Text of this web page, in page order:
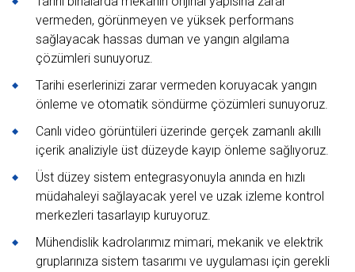
vermeden, görünmeyen ve yüksek performans
sağlayacak hassas duman ve yangın algılama
çözümleri sunuyoruz.
Tarihi eserlerinizi zarar vermeden koruyacak yangın
önleme ve otomatik söndürme çözümleri sunuyoruz.
Canlı video görüntüleri üzerinde gerçek zamanlı akıllı
içerik analiziyle üst düzeyde kayıp önleme sağlıyoruz.
Üst düzey sistem entegrasyonuyla anında en hızlı
müdahaleyi sağlayacak yerel ve uzak izleme kontrol
merkezleri tasarlayıp kuruyoruz.
Mühendislik kadrolarımız mimari, mekanik ve elektrik
gruplarınıza sistem tasarımı ve uygulaması için gerekli